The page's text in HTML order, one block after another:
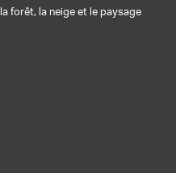
forêt, la neige et le paysage